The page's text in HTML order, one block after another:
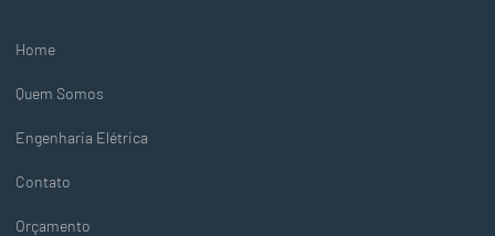
Home
Quem Somos
Engenharia Elétrica
Contato
Orçamento